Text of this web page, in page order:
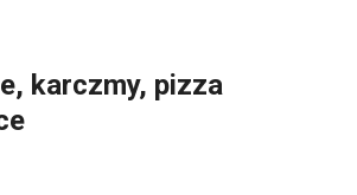
karczmy, pizza